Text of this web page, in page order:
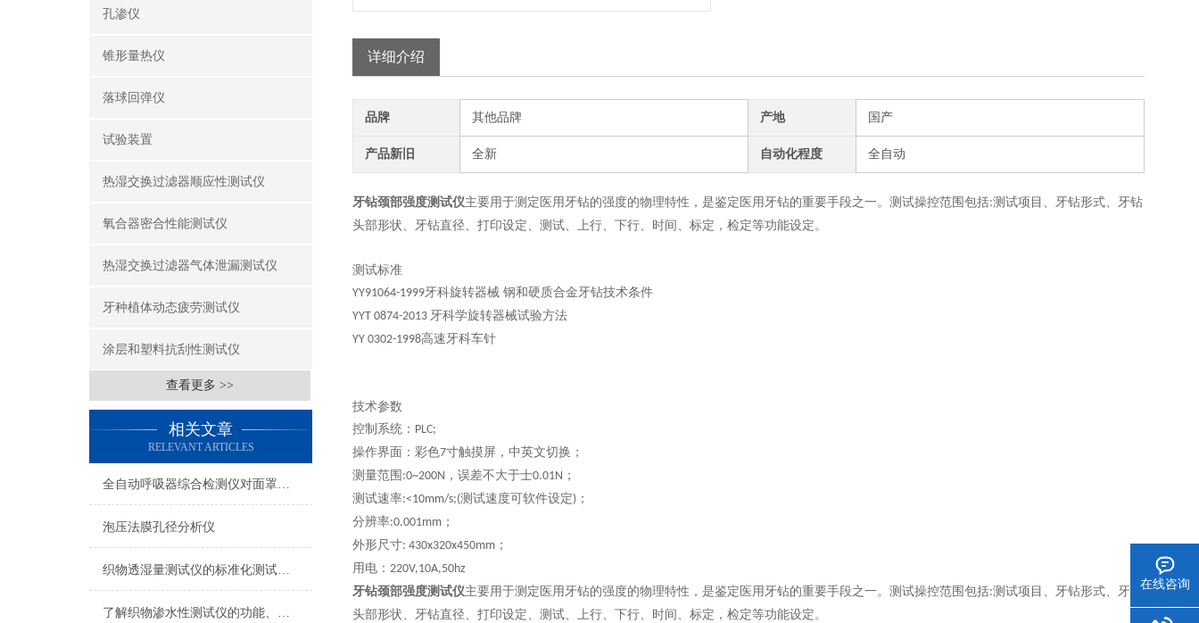
孔渗仪
锥形量热仪
落球回弹仪
试验装置
热湿交换过滤器顺应性测试仪
氧合器密合性能测试仪
热湿交换过滤器气体泄漏测试仪
牙种植体动态疲劳测试仪
涂层和塑料抗刮性测试仪
查看更多 >>
相关文章
RELEVANT ARTICLES
全自动呼吸器综合检测仪对面罩泄漏率的定量检测方法
泡压法膜孔径分析仪
织物透湿量测试仪的标准化测试方法与流程介绍
了解织物渗水性测试仪的功能、优势与行业应用
详细介绍
品牌 其他品牌 产地 国产
产品新旧 全新 自动化程度 全自动
牙钻颈部强度测试仪主要用于测定医用牙钻的强度的物理特性，是鉴定医用牙钻的重要手段之一。测试操控范围包括:测试项目、牙钻形式、牙钻
头部形状、牙钻直径、打印设定、测试、上行、下行、时间、标定，检定等功能设定。
测试标准
YY91064-1999牙科旋转器械 钢和硬质合金牙钻技术条件
YYT 0874-2013 牙科学旋转器械试验方法
YY 0302-1998高速牙科车针
技术参数
控制系统： PLC;
操作界面：彩色7寸触摸屏，中英文切换；
测量范围 :0~200N ，误差不大于士0.01N ；
测试速率:<10mm/s;(测试速度可软件设定) ；
分辨率:0.001mm ；
外形尺寸: 430x320x450mm ；
用电： 220V,10A,50hz
牙钻颈部强度测试仪主要用于测定医用牙钻的强度的物理特性，是鉴定医用牙钻的重要手段之一。测试操控范围包括:测试项目、牙钻形式、牙钻
头部形状、牙钻直径、打印设定、测试、上行、下行、时间、标定，检定等功能设定。
在线咨询